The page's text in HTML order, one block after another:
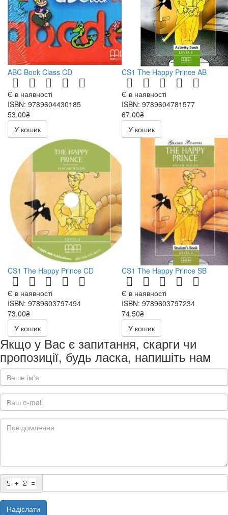
ABC Book Class CD
Є в наявності
ISBN: 9789604430185
53.00₴
106.00₴
У кошик
CS1 The Happy Prince AB
Є в наявності
ISBN: 9789604781577
67.00₴
134.00₴
У кошик
CS1 The Happy Prince CD
Є в наявності
ISBN: 9789603797494
73.00₴
146.00₴
У кошик
CS1 The Happy Prince SB
Є в наявності
ISBN: 9789603797234
74.50₴
149.00₴
У кошик
Якщо у Вас є запитання, скарги чи
пропозиції, будь ласка, напишіть нам
Надіслати